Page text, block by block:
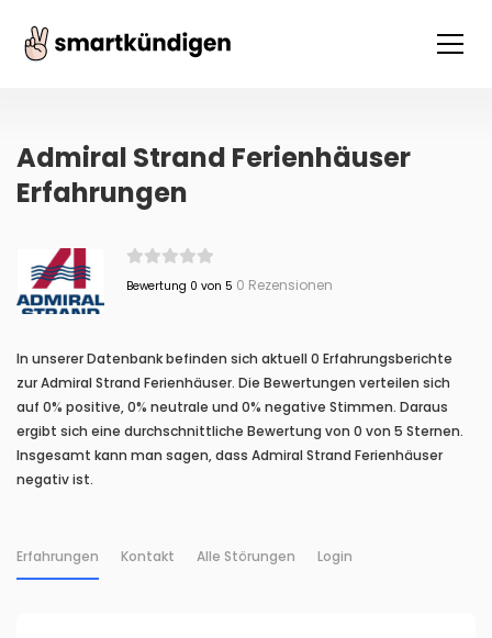
Admiral Strand Ferienhäuser
Erfahrungen
Bewertung 0 von 5 0 Rezensionen
In unserer Datenbank befinden sich aktuell 0 Erfahrungsberichte
zur Admiral Strand Ferienhäuser. Die Bewertungen verteilen sich
auf 0% positive, 0% neutrale und 0% negative Stimmen. Daraus
ergibt sich eine durchschnittliche Bewertung von 0 von 5 Sternen.
Insgesamt kann man sagen, dass Admiral Strand Ferienhäuser
negativ ist.
Erfahrungen Kontakt Alle Störungen Login